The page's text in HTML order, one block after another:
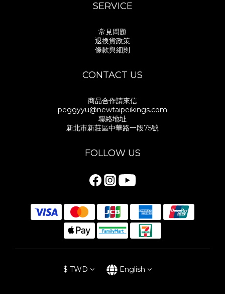
SERVICE
常見問題
退換貨政策
條款與細則
CONTACT US
商品合作請來信
peggyyu@newtaipeikings.com
聯絡地址
新北市新莊區中華路一段75號
FOLLOW US
$ TWD English